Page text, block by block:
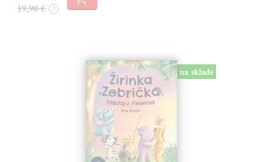
19,90 € ?
na sklade